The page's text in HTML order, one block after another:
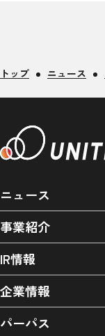
トップ ニュース
ニュース
事業紹介
IR情報
企業情報
パーパス